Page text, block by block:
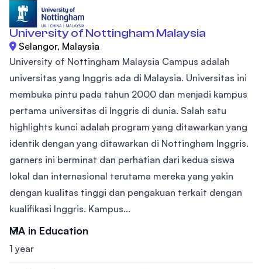
University of Nottingham Malaysia
Selangor, Malaysia
University of Nottingham Malaysia Campus adalah
universitas yang Inggris ada di Malaysia. Universitas ini
membuka pintu pada tahun 2000 dan menjadi kampus
pertama universitas di Inggris di dunia. Salah satu
highlights kunci adalah program yang ditawarkan yang
identik dengan yang ditawarkan di Nottingham Inggris.
garners ini berminat dan perhatian dari kedua siswa
lokal dan internasional terutama mereka yang yakin
dengan kualitas tinggi dan pengakuan terkait dengan
kualifikasi Inggris. Kampus...
MA in Education
1 year